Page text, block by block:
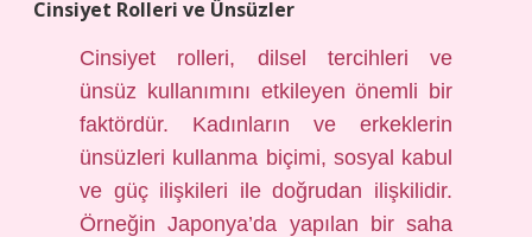
Cinsiyet Rolleri ve Ünsüzler
Cinsiyet rolleri, dilsel tercihleri ve
ünsüz kullanımını etkileyen önemli bir
faktördür. Kadınların ve erkeklerin
ünsüzleri kullanma biçimi, sosyal kabul
ve güç ilişkileri ile doğrudan ilişkilidir.
Örneğin Japonya’da yapılan bir saha